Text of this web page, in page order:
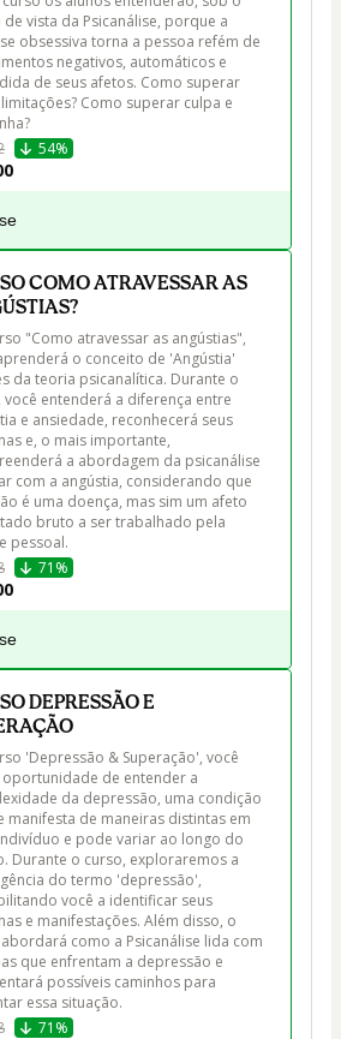
vista da Psicanálise, porque a
obsessiva torna a pessoa refém de
negativos, automáticos e
de seus afetos. Como superar
Como superar culpa e
54%
COMO ATRAVESSAR AS
"Como atravessar as angústias",
o conceito de 'Angústia'
da teoria psicanalítica. Durante o
você entenderá a diferença entre
e ansiedade, reconhecerá seus
e, o mais importante,
a abordagem da psicanálise
com a angústia, considerando que
é uma doença, mas sim um afeto
bruto a ser trabalhado pela
pessoal.
71%
DEPRESSÃO E
'Depressão & Superação', você
de entender a
da depressão, uma condição
manifesta de maneiras distintas em
e pode variar ao longo do
Durante o curso, exploraremos a
do termo 'depressão',
você a identificar seus
e manifestações. Além disso, o
como a Psicanálise lida com
que enfrentam a depressão e
possíveis caminhos para
essa situação.
71%